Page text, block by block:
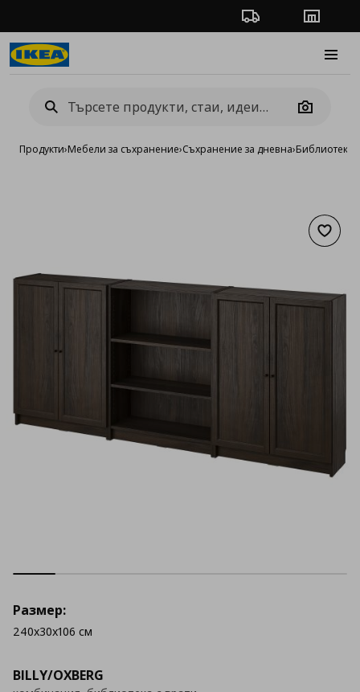
Проследяване на
Camera
Продукти›Мебели за съхранение›Съхранение за дневна›Библиотеки
BILLY/OXBERG
Размер:
240x30x106 см